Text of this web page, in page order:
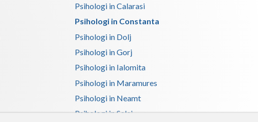
Valcea
Vaslui
Psihologi in Calarasi
Psihologi in Constanta
Psihologi in Dolj
Psihologi in Gorj
Psihologi in Ialomita
Psihologi in Maramures
Psihologi in Neamt
Psihologi in Salaj